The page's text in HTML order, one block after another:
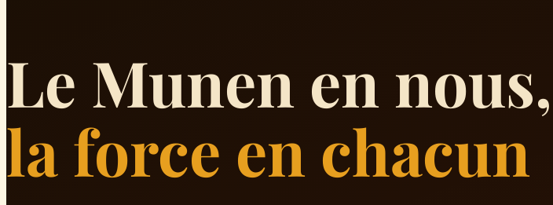
Le Munen en nous,
la force en chacun